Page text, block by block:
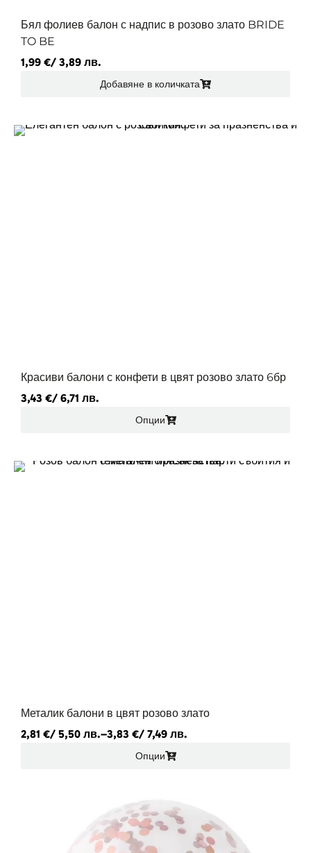
Бял фолиев балон с надпис в розово злато BRIDE
TO BE
1,99 €/ 3,89 лв.
Добавяне в количката
Красиви балони с конфети в цвят розово злато 6бр
3,43 €/ 6,71 лв.
Опции
Металик балони в цвят розово злато
2,81 €/ 5,50 лв.–3,83 €/ 7,49 лв.
Опции